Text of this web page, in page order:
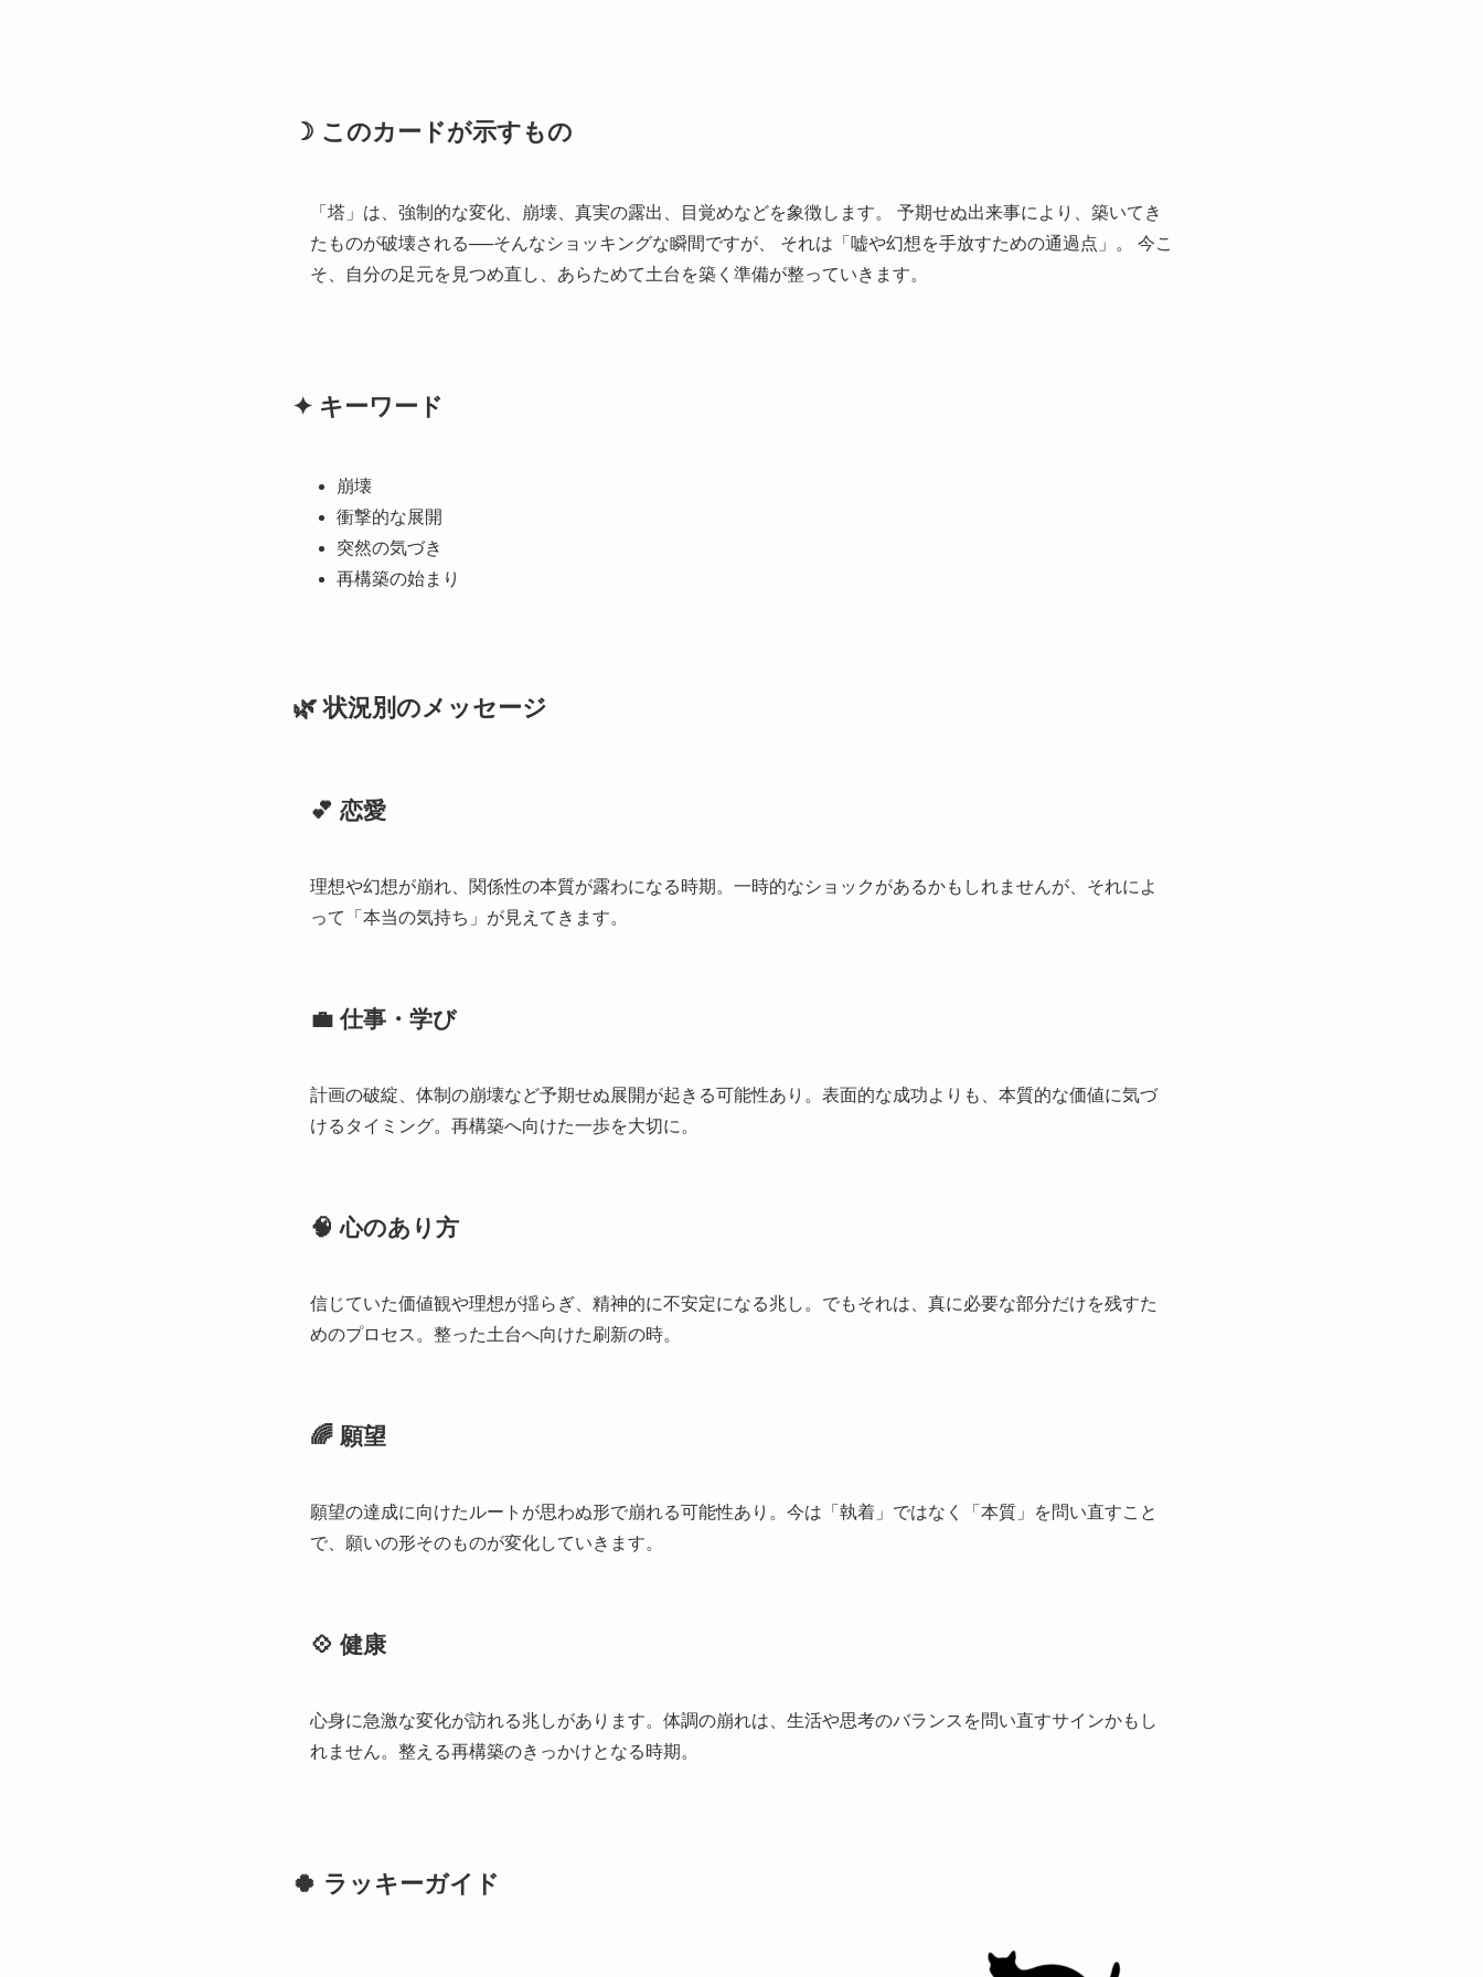
☽ このカードが示すもの
「塔」は、強制的な変化、崩壊、真実の露出、目覚めなどを象徴します。 予期せぬ出来事により、築いてき
たものが破壊される──そんなショッキングな瞬間ですが、 それは「嘘や幻想を手放すための通過点」。 今こ
そ、自分の足元を見つめ直し、あらためて土台を築く準備が整っていきます。
✦ キーワード
崩壊
衝撃的な展開
突然の気づき
再構築の始まり
🌿 状況別のメッセージ
💕 恋愛
理想や幻想が崩れ、関係性の本質が露わになる時期。一時的なショックがあるかもしれませんが、それによ
って「本当の気持ち」が見えてきます。
💼 仕事・学び
計画の破綻、体制の崩壊など予期せぬ展開が起きる可能性あり。表面的な成功よりも、本質的な価値に気づ
けるタイミング。再構築へ向けた一歩を大切に。
🧠 心のあり方
信じていた価値観や理想が揺らぎ、精神的に不安定になる兆し。でもそれは、真に必要な部分だけを残すた
めのプロセス。整った土台へ向けた刷新の時。
🌈 願望
願望の達成に向けたルートが思わぬ形で崩れる可能性あり。今は「執着」ではなく「本質」を問い直すこと
で、願いの形そのものが変化していきます。
💠 健康
心身に急激な変化が訪れる兆しがあります。体調の崩れは、生活や思考のバランスを問い直すサインかもし
れません。整える再構築のきっかけとなる時期。
🍀 ラッキーガイド